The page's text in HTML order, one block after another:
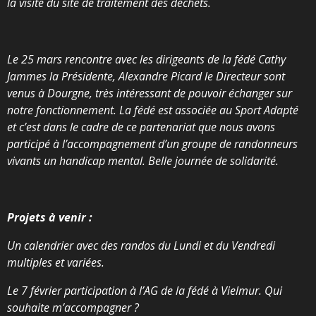
Le 25 mars rencontre avec les dirigeants de la fédé Cathy
Jammes la Présidente, Alexandre Picard le Directeur sont
venus à Dourgne, très intéressant de pouvoir échanger sur
notre fonctionnement. La fédé est associée au Sport Adapté
et c’est dans le cadre de ce partenariat que nous avons
participé à l’accompagnement d’un groupe de randonneurs
vivants un handicap mental. Belle journée de solidarité.
Projets à venir :
Un calendrier avec des randos du Lundi et du Vendredi
multiples et variées.
Le 7 février participation à l’AG de la fédé à Vielmur. Qui
souhaite m’accompagner ?